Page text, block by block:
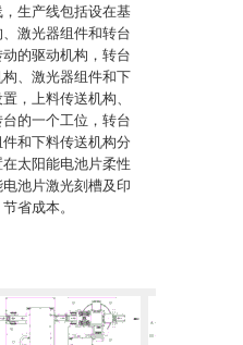
生产线包括设在基
激光器组件和转台
的驱动机构，转台
、激光器组件和下
，上料传送机构、
的一个工位，转台
和下料传送机构分
太阳能电池片柔性
池片激光刻槽及印
省成本。